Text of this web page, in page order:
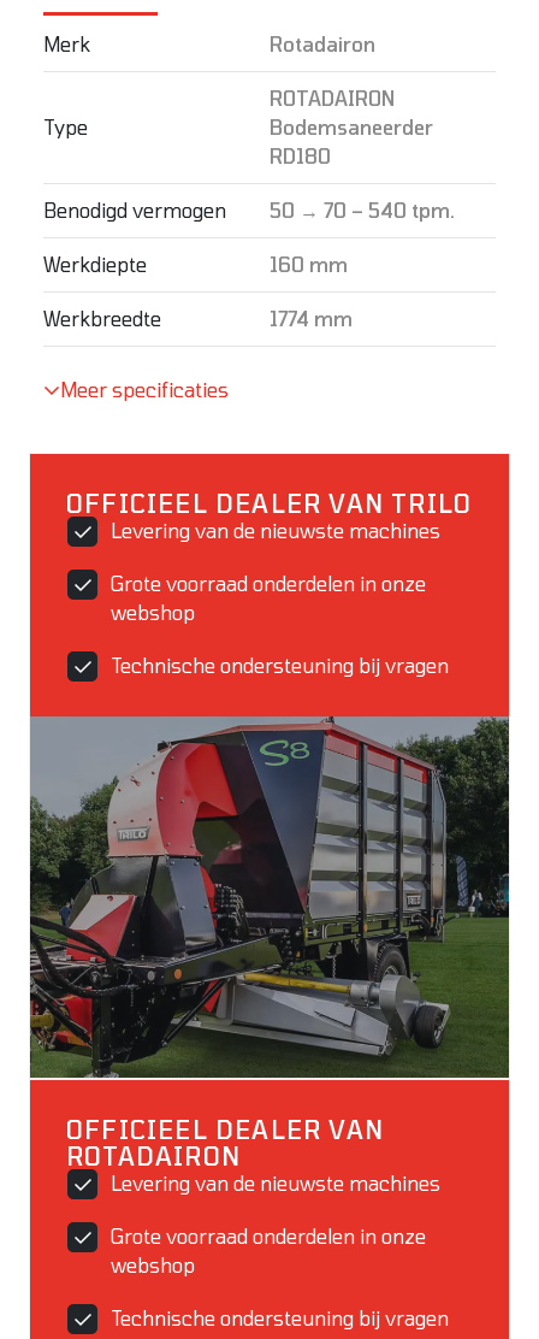
Merk Rotadairon
Type
ROTADAIRON
Bodemsaneerder
RD180
Benodigd vermogen 50 → 70 – 540 tpm.
Werkdiepte 160 mm
Werkbreedte 1774 mm
Meer specificaties
OFFICIEEL DEALER VAN TRILO
Levering van de nieuwste machines
Grote voorraad onderdelen in onze
webshop
Technische ondersteuning bij vragen
OFFICIEEL DEALER VAN
ROTADAIRON
Levering van de nieuwste machines
Grote voorraad onderdelen in onze
webshop
Technische ondersteuning bij vragen